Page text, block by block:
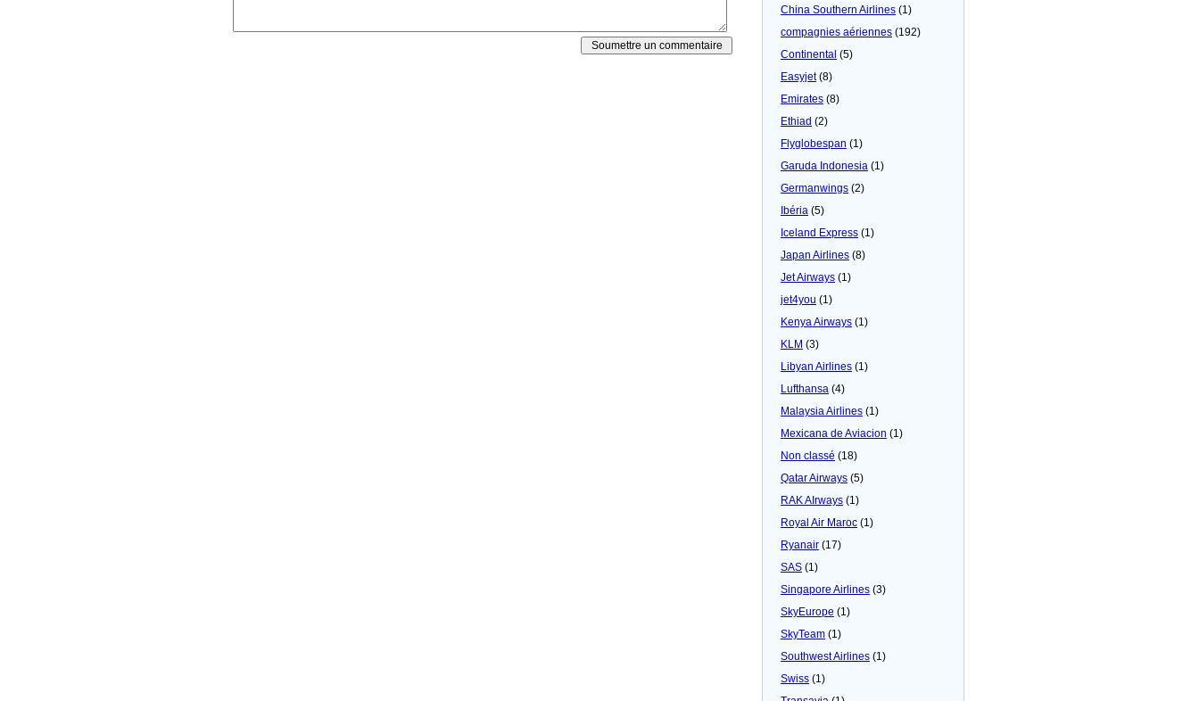
China Southern Airlines (1)
compagnies aériennes (192)
Continental (5)
Easyjet(8)
Emirates (8)
Ethiad (2)
Flyglobespan (1)
Garuda Indonesia (1)
Germanwings (2)
Ibéria (5)
Iceland Express (1)
Japan Airlines (8)
Jet Airways (1)
jet4you (1)
Kenya Airways (1)
KLM (3)
Libyan Airlines (1)
Lufthansa (4)
Malaysia Airlines (1)
Mexicana de Aviacion (1)
Non classé (18)
Qatar Airways (5)
RAK AIrways (1)
Royal Air Maroc (1)
Ryanair (17)
SAS (1)
Singapore Airlines (3)
SkyEurope (1)
SkyTeam (1)
Southwest Airlines (1)
Swiss (1)